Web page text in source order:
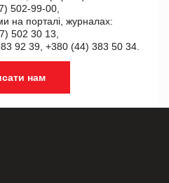
502-99-00,
на порталі, журналах:
502 30 13,
92 39, +380 (44) 383 50 34.
нам